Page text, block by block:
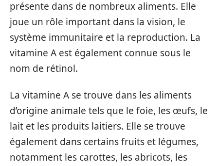
présente dans de nombreux aliments. Elle
joue un rôle important dans la vision, le
système immunitaire et la reproduction. La
vitamine A est également connue sous le
nom de rétinol.
La vitamine A se trouve dans les aliments
d’origine animale tels que le foie, les œufs, le
lait et les produits laitiers. Elle se trouve
également dans certains fruits et légumes,
notamment les carottes, les abricots, les